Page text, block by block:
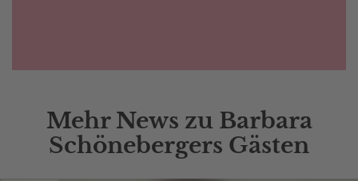
Mehr News zu Barbara
Schönebergers Gästen